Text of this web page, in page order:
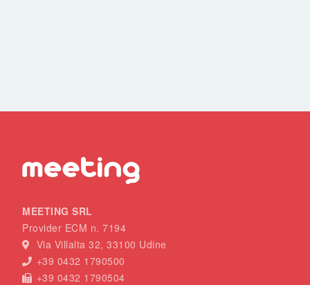
MEETING SRL
Provider ECM n. 7194
Via Villalta 32, 33100 Udine
+39 0432 1790500
+39 0432 1790504